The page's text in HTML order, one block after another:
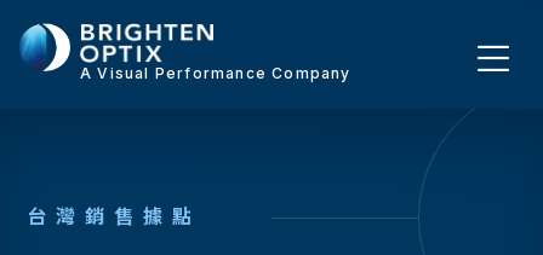
A Visual Performance Company
台灣銷 售據點